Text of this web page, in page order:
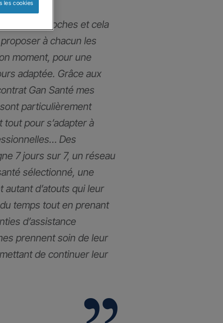
très proches et cela
à chacun les
moment, pour une
adaptée. Grâce aux
Gan Santé mes
particulièrement
tout pour s’adapter à
Des
7 jours sur 7, un réseau
sélectionné, une
autant d’atouts qui leur
temps tout en prenant
d’assistance
prennent soin de leur
de continuer leur
les cookies